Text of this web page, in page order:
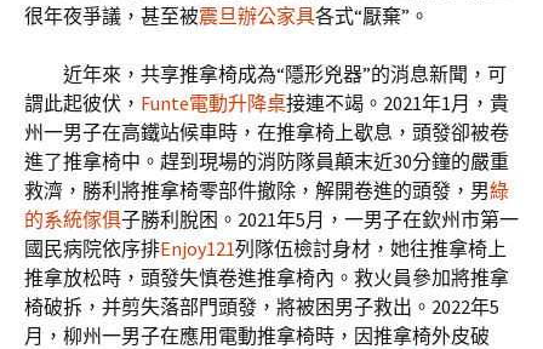
很年夜爭議，甚至被震旦辦公家具各式“厭棄”。
近年來，共享推拿椅成為“隱形兇器”的消息新聞，可
謂此起彼伏， Funte電動升降桌接連不竭。2021年1月，貴
州一男子在高鐵站候車時，在推拿椅上歇息，頭發卻被卷
進了推拿椅中。趕到現場的消防隊員顛末近30分鐘的嚴重
救濟，勝利將推拿椅零部件撤除，解開卷進的頭發，男綠
的系統傢俱子勝利脫困。2021年5月，一男子在欽州市第一
國民病院依序排Enjoy121列隊伍檢討身材，她往推拿椅上
推拿放松時，頭發失慎卷進推拿椅內。救火員參加將推拿
椅破拆，并剪失落部門頭發，將被困男子救出。2022年5
月，柳州一男子在應用電動推拿椅時，因推拿椅外皮破